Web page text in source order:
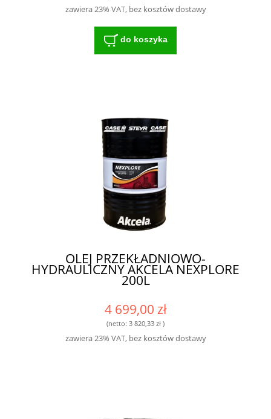
zawiera 23% VAT, bez kosztów dostawy
do koszyka
OLEJ PRZEKŁADNIOWO-
HYDRAULICZNY AKCELA NEXPLORE
200L
4 699,00 zł
(netto: 3 820,33 zł )
zawiera 23% VAT, bez kosztów dostawy